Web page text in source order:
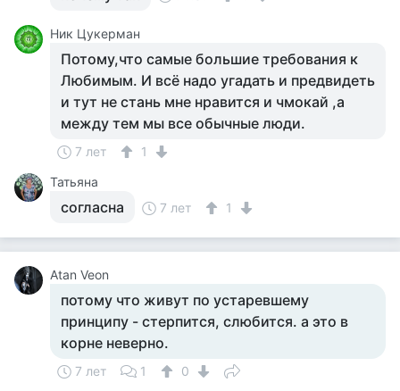
Ник Цукерман
Потому,что самые большие требования к
Любимым. И всё надо угадать и предвидеть
и тут не стань мне нравится и чмокай ,а
между тем мы все обычные люди.
7 лет
1
Татьяна
согласна 7 лет 1
Atan Veon
потому что живут по устаревшему
принципу - стерпится, слюбится. а это в
корне неверно.
7 лет 1
0